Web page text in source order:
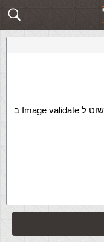
שלח תשובה
אני מחפש סקריפט יעיל ופשוט ל Image validate ב